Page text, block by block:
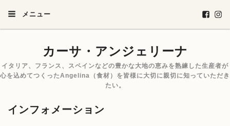
メニュー
カーサ・アンジェリーナ
イタリア、フランス、スペインなどの豊かな大地の恵みを熟練した生産者が
心を込めてつくったAngelina（食材）を皆様に大切に親切に知っていただき
たい。
インフォメーション